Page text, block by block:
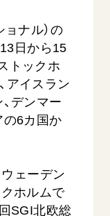
ナル）の
日から15
トックホ
アイスラン
デンマー
の6カ国か
ェーデン
クホルムで
SGI北欧総